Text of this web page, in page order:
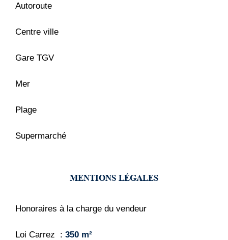
Autoroute
Centre ville
Gare TGV
Mer
Plage
Supermarché
MENTIONS LÉGALES
Honoraires à la charge du vendeur
Loi Carrez 350 m²